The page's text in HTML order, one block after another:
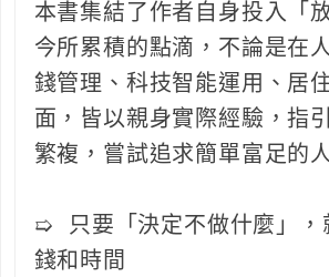
本書集結了作者自身投入「
今所累積的點滴，不論是在
錢管理、科技智能運用、居
面，皆以親身實際經驗，指
繁複，嘗試追求簡單富足的
➯ 只要「決定不做什麼」，
錢和時間